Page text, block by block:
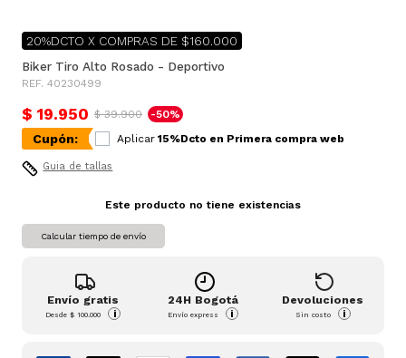
20%DCTO X COMPRAS DE $160.000
Biker Tiro Alto Rosado - Deportivo
REF. 40230499
$ 19.950 $ 39.900 -50%
Cupón: Aplicar 15%Dcto en Primera compra web
Guia de tallas
Este producto no tiene existencias
Calcular tiempo de envío
Envío gratis
Desde$ 100.000 i
24H Bogotá
Envío express i
Devoluciones
Sin costo i